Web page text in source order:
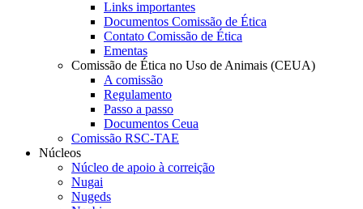
Links importantes
Documentos Comissão de Ética
Contato Comissão de Ética
Ementas
Comissão de Ética no Uso de Animais (CEUA)
A comissão
Regulamento
Passo a passo
Documentos Ceua
Comissão RSC-TAE
Núcleos
Núcleo de apoio à correição
Nugai
Nugeds